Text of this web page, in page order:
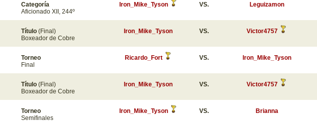
Categoría
Aficionado XII, 244º
Iron_Mike_Tyson VS. Leguizamon
Título (Final)
Boxeador de Cobre
Iron_Mike_Tyson VS. Victor4757
Torneo
Final
Ricardo_Fort VS. Iron_Mike_Tyson
Título (Final)
Boxeador de Cobre
Iron_Mike_Tyson VS. Victor4757
Torneo
Semifinales
Iron_Mike_Tyson VS. Brianna